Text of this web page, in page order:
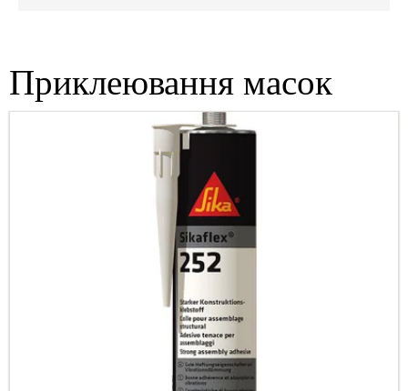
Приклеювання масок